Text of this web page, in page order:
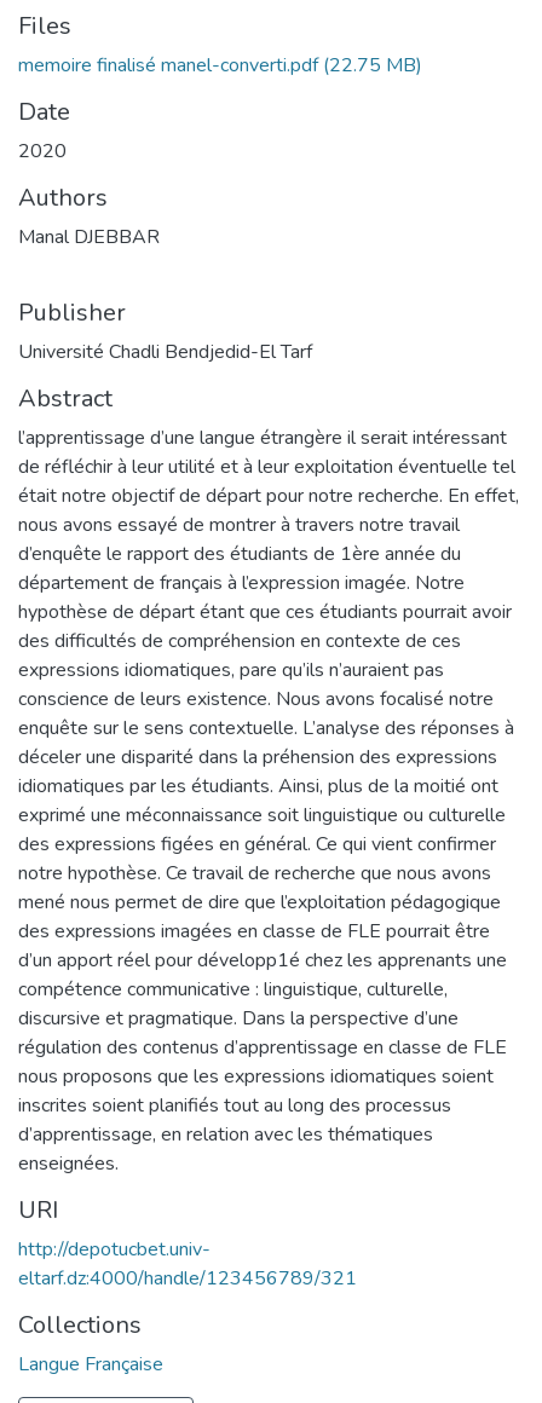
Files
memoire finalisé manel-converti.pdf (22.75 MB)
Date
2020
Authors
Manal DJEBBAR
Publisher
Université Chadli Bendjedid-El Tarf
Abstract
l’apprentissage d’une langue étrangère il serait intéressant
de réfléchir à leur utilité et à leur exploitation éventuelle tel
était notre objectif de départ pour notre recherche. En effet,
nous avons essayé de montrer à travers notre travail
d’enquête le rapport des étudiants de 1ère année du
département de français à l’expression imagée. Notre
hypothèse de départ étant que ces étudiants pourrait avoir
des difficultés de compréhension en contexte de ces
expressions idiomatiques, pare qu’ils n’auraient pas
conscience de leurs existence. Nous avons focalisé notre
enquête sur le sens contextuelle. L’analyse des réponses à
déceler une disparité dans la préhension des expressions
idiomatiques par les étudiants. Ainsi, plus de la moitié ont
exprimé une méconnaissance soit linguistique ou culturelle
des expressions figées en général. Ce qui vient confirmer
notre hypothèse. Ce travail de recherche que nous avons
mené nous permet de dire que l’exploitation pédagogique
des expressions imagées en classe de FLE pourrait être
d’un apport réel pour développ1é chez les apprenants une
compétence communicative : linguistique, culturelle,
discursive et pragmatique. Dans la perspective d’une
régulation des contenus d’apprentissage en classe de FLE
nous proposons que les expressions idiomatiques soient
inscrites soient planifiés tout au long des processus
d’apprentissage, en relation avec les thématiques
enseignées.
URI
http://depotucbet.univ-
eltarf.dz:4000/handle/123456789/321
Collections
Langue Française